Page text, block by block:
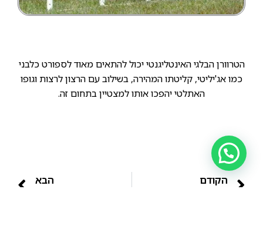
הטרוורן הבלגי האינטליגנטי יכול להתאים מאוד לספורט כלבני
כמו אג'יליטי, קליטתו המהירה, בשילוב עם הרצון לרצות וגופו
האתלטי יהפכו אותו למצטיין בתחום זה.
הקודם הבא